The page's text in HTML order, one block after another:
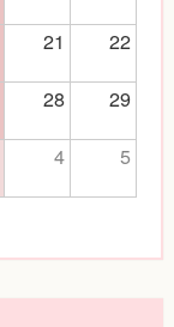
21
22
28
29
4 5